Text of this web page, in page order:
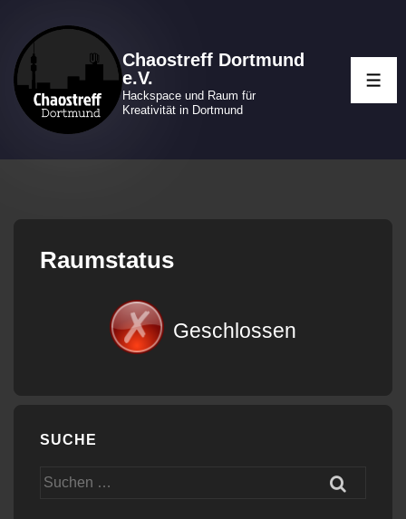
Inhalt
Chaostreff Dortmund
e.V.
Hackspace und Raum für
Kreativität in Dortmund
Raumstatus
Geschlossen
SUCHE
Suchen